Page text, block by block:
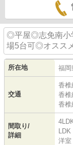
◎平屋◎志免南小
場5台可◎オスス
所在地 福岡
交通
香椎
香椎
香椎
間取り/
詳細
洋室